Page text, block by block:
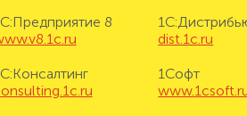
8
dist.1c.ru
1Софт